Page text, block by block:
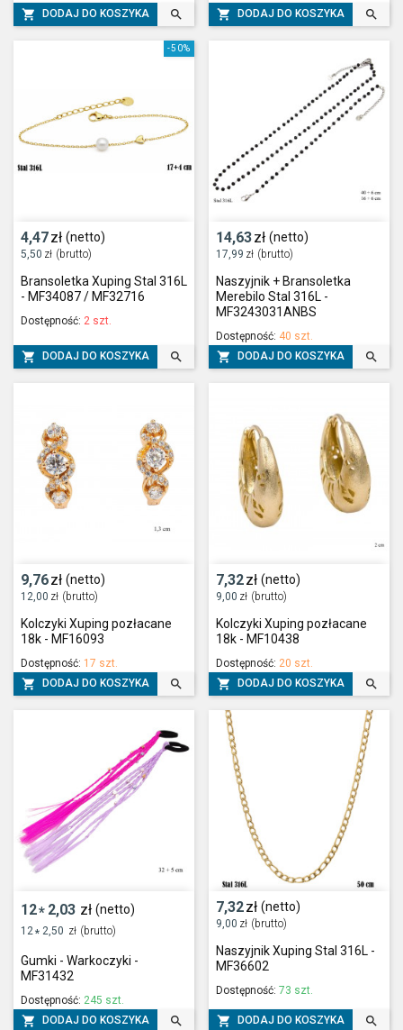
 DODAJ DO KOSZYKA   DODAJ DO KOSZYKA 
4,47zł (netto)
5,50 zł (brutto)
Bransoletka Xuping Stal 316L
- MF34087 / MF32716
Dostępność: 2 szt.
 DODAJ DO KOSZYKA 
-50%
14,63zł (netto)
17,99 zł (brutto)
Naszyjnik + Bransoletka
Merebilo Stal 316L -
MF3243031ANBS
Dostępność: 40 szt.
 DODAJ DO KOSZYKA 
9,76zł (netto)
12,00 zł (brutto)
Kolczyki Xuping pozłacane
18k - MF16093
Dostępność: 17 szt.
 DODAJ DO KOSZYKA 
7,32zł (netto)
9,00 zł (brutto)
Kolczyki Xuping pozłacane
18k - MF10438
Dostępność: 20 szt.
 DODAJ DO KOSZYKA 
12* 2,03 zł (netto)
12* 2,50 zł (brutto)
Gumki - Warkoczyki -
MF31432
Dostępność: 245 szt.
 DODAJ DO KOSZYKA 
7,32zł (netto)
9,00 zł (brutto)
Naszyjnik Xuping Stal 316L -
MF36602
Dostępność: 73 szt.
 DODAJ DO KOSZYKA 